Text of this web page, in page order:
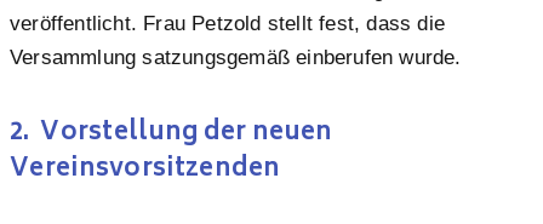
veröffentlicht. Frau Petzold stellt fest, dass die
Versammlung satzungsgemäß einberufen wurde.
2. Vorstellung der neuen
Vereinsvorsitzenden